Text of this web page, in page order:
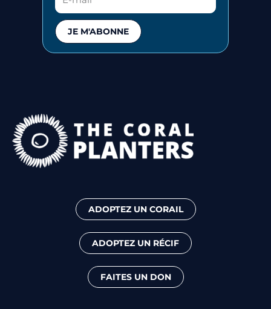
JE M'ABONNE
ADOPTEZ UN CORAIL
ADOPTEZ UN RÉCIF
FAITES UN DON